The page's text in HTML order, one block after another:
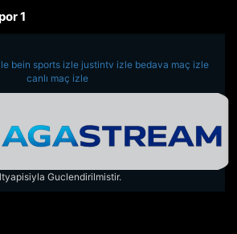
1
Haber
bein sports izle justintv izle bedava maç izle
canlı maç izle
Guclendirilmistir.